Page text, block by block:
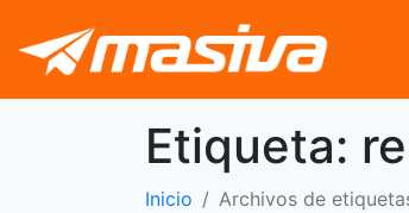
Etiqueta:
Inicio Archivos de